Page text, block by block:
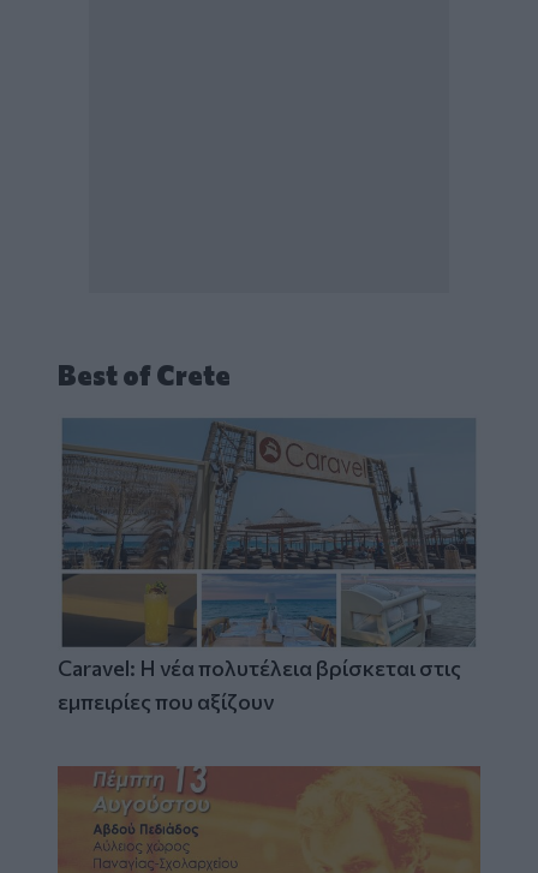
Best of Crete
Caravel: Η νέα πολυτέλεια βρίσκεται στις
εμπειρίες που αξίζουν